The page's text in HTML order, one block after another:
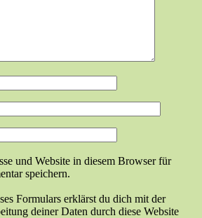
und Website in diesem Browser für
speichern.
Formulars erklärst du dich mit der
deiner Daten durch diese Website